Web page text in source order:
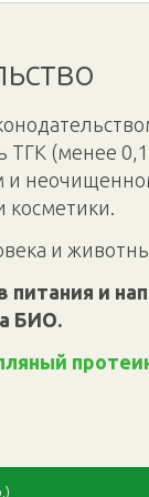
ТГК (менее
и
косметики.
и
и
БИО.